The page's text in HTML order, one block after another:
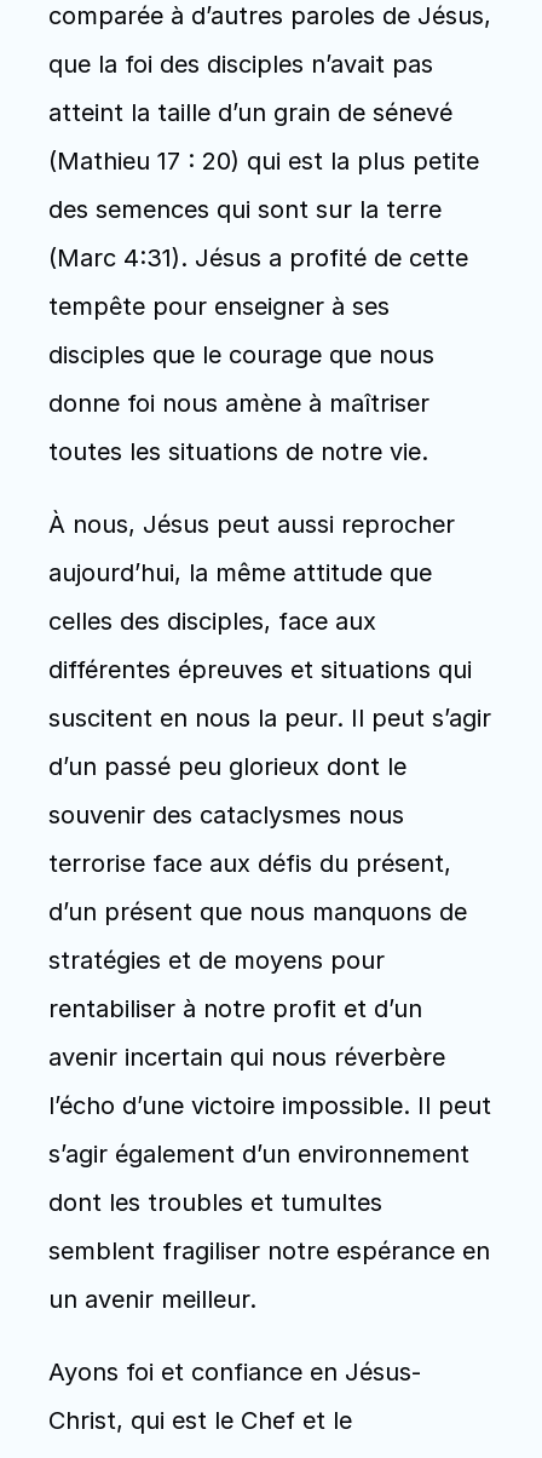
comparée à d’autres paroles de Jésus,
que la foi des disciples n’avait pas
atteint la taille d’un grain de sénevé
(Mathieu 17 : 20) qui est la plus petite
des semences qui sont sur la terre
(Marc 4:31). Jésus a profité de cette
tempête pour enseigner à ses
disciples que le courage que nous
donne foi nous amène à maîtriser
toutes les situations de notre vie.
À nous, Jésus peut aussi reprocher
aujourd’hui, la même attitude que
celles des disciples, face aux
différentes épreuves et situations qui
suscitent en nous la peur. Il peut s’agir
d’un passé peu glorieux dont le
souvenir des cataclysmes nous
terrorise face aux défis du présent,
d’un présent que nous manquons de
stratégies et de moyens pour
rentabiliser à notre profit et d’un
avenir incertain qui nous réverbère
l’écho d’une victoire impossible. Il peut
s’agir également d’un environnement
dont les troubles et tumultes
semblent fragiliser notre espérance en
un avenir meilleur.
Ayons foi et confiance en Jésus-
Christ, qui est le Chef et le